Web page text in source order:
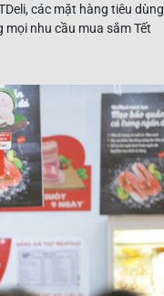
các mặt hàng tiêu dùng
mọi nhu cầu mua sắm Tết